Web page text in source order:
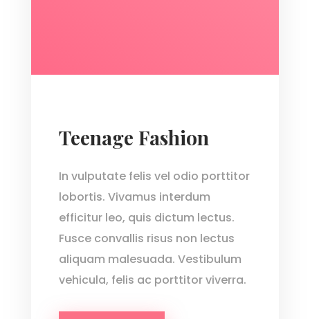
Teenage Fashion
In vulputate felis vel odio porttitor
lobortis. Vivamus interdum
efficitur leo, quis dictum lectus.
Fusce convallis risus non lectus
aliquam malesuada. Vestibulum
vehicula, felis ac porttitor viverra.